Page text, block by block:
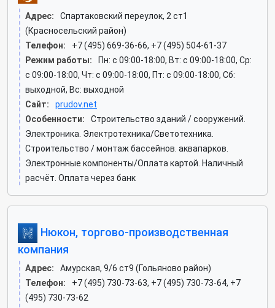
Адрес:
Спартаковский переулок, 2 ст1
(Красносельский район)
Телефон:
+7 (495) 669-36-66, +7 (495) 504-61-37
Режим работы:
Пн: c 09:00-18:00, Вт: c 09:00-18:00, Ср:
c 09:00-18:00, Чт: c 09:00-18:00, Пт: c 09:00-18:00, Сб:
выходной, Вс: выходной
Сайт:
prudov.net
Особенности:
Строительство зданий / сооружений.
Электроника. Электротехника/Светотехника.
Строительство / монтаж бассейнов. аквапарков.
Электронные компоненты/Оплата картой. Наличный
расчёт. Оплата через банк
Нюкон, торгово-производственная
компания
Адрес:
Амурская, 9/6 ст9 (Гольяново район)
Телефон:
+7 (495) 730-73-63, +7 (495) 730-73-64, +7
(495) 730-73-62